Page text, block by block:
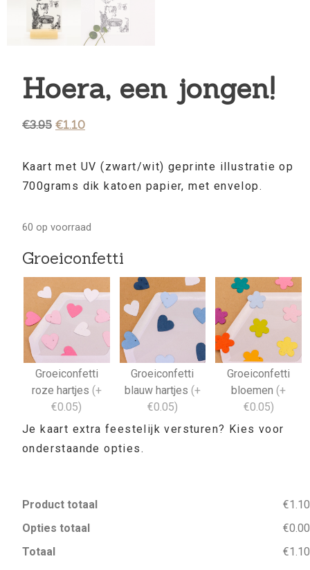
Hoera, een jongen!
€3.95 €1.10
Kaart met UV (zwart/wit) geprinte illustratie op
700grams dik katoen papier, met envelop.
60 op voorraad
Groeiconfetti
Groeiconfetti
roze hartjes (+
€0.05)
Groeiconfetti
blauw hartjes (+
€0.05)
Groeiconfetti
bloemen(+
€0.05)
Je kaart extra feestelijk versturen? Kies voor
onderstaande opties.
Product totaal
€1.10
Opties totaal
€0.00
Totaal
€1.10